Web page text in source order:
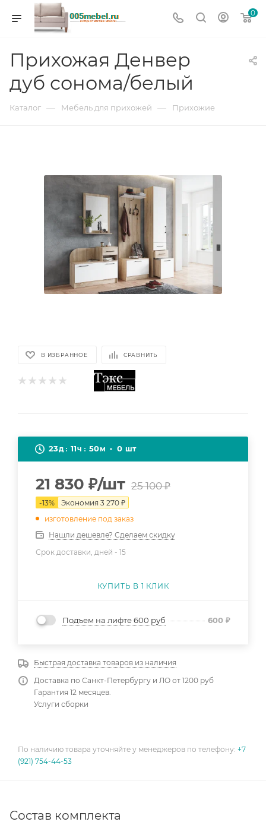
0
Прихожая Денвер
дуб сонома/белый
Каталог — Мебель для прихожей — Прихожие
В ИЗБРАННОЕ СРАВНИТЬ
23д 11ч 50м 0 шт
21 830 ₽/шт 25 100₽
-13% Экономия 3 270 ₽
изготовление под заказ
Нашли дешевле? Сделаем скидку
Срок доставки, дней - 15
КУПИТЬ В 1 КЛИК
Подъем на лифте 600 руб 600 ₽
Быстрая доставка товаров из наличия
Доставка по Санкт-Петербургу и ЛО от 1200 руб
Гарантия 12 месяцев.
Услуги сборки
По наличию товара уточняйте у менеджеров по телефону: +7
(921) 754-44-53
Состав комплекта